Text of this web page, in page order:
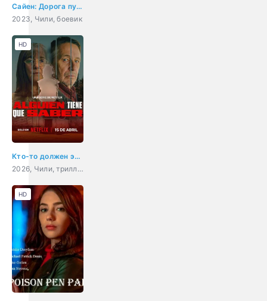
Сайен: Дорога пустыни
2023, Чили, боевик
Кто-то должен это знать
2026, Чили, триллер, драма, криминал
HD
HD